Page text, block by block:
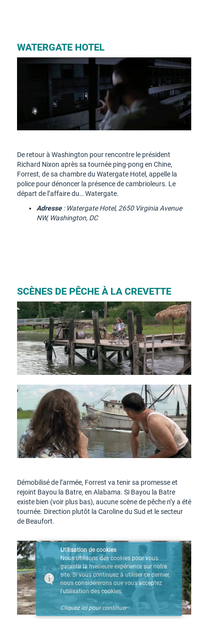
WATERGATE HOTEL
De retour à Washington pour rencontre le président
Richard Nixon après sa tournée ping-pong en Chine,
Forrest, de sa chambre du Watergate Hotel, appelle la
police pour dénoncer la présence de cambrioleurs. Le
départ de l’affaire du… Watergate.
Adresse: Watergate Hotel, 2650 Virginia Avenue
NW, Washington, DC
SCÈNES DE PÊCHE À LA CREVETTE
Démobilisé de l’armée, Forrest va tenir sa promesse et
rejoint Bayou la Batre, en Alabama. Si Bayou la Batre
existe bien (voir plus bas), aucune scène de pêche n’y a été
tournée. Direction plutôt la Caroline du Sud et le secteur
de Beaufort.
Utilisation de cookies
Nous utilisons des cookies pour vous
garantir la meilleure expérience sur notre
site. Si vous continuez à utiliser ce dernier,
nous considérerons que vous acceptez
l'utilisation des cookies.
Cliquez ici pour continuer